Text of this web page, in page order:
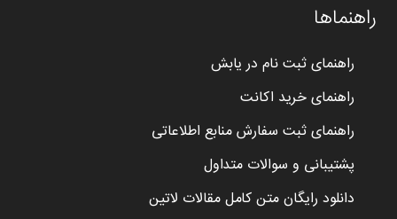
راهنماها
راهنمای ثبت نام در یابش
راهنمای خرید اکانت
راهنمای ثبت سفارش منابع اطلاعاتی
پشتیبانی و سوالات متداول
دانلود رایگان متن کامل مقالات لاتین